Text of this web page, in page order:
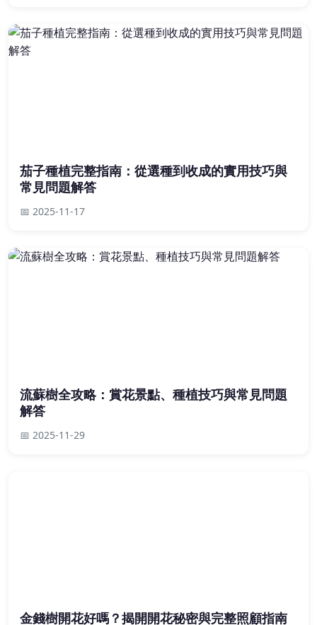
茄子種植完整指南：從選種到收成的實用技巧與
常見問題解答
📅 2025-11-17
流蘇樹全攻略：賞花景點、種植技巧與常見問題
解答
📅 2025-11-29
金錢樹開花好嗎？揭開開花秘密與完整照顧指南